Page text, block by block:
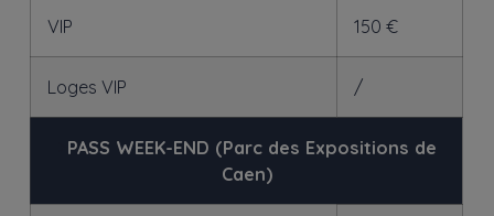
VIP 150 €
Loges VIP /
PASS WEEK-END (Parc des Expositions de
Caen)